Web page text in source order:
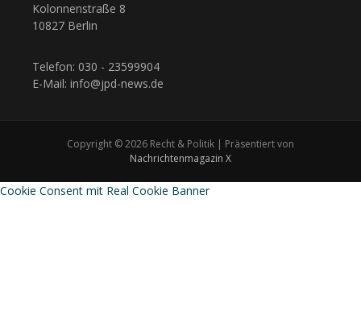
Kolonnenstraße 8
10827 Berlin
Telefon: 030 - 23599904
E-Mail: info@jpd-news.de
Copyright © 2026 Recht & Politik | Präsentiert von
Nachrichtenmagazin X
Cookie Consent mit Real Cookie Banner